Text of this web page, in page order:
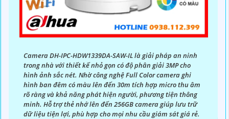
Camera DH-IPC-HDW1339DA-SAW-IL là giải pháp an ninh
trong nhà với thiết kế nhỏ gọn có độ phân giải 3MP cho
hình ảnh sắc nét. Nhờ công nghệ Full Color camera ghi
hình ban đêm có màu lên đến 30m tích hợp micro thu âm
rõ ràng và khả năng phát hiện người, phương tiện thông
minh. Hỗ trợ thẻ nhớ lên đến 256GB camera giúp lưu trữ
dữ liệu tiện lợi, phù hợp cho mọi nhu cầu giám sát giá rẻ.